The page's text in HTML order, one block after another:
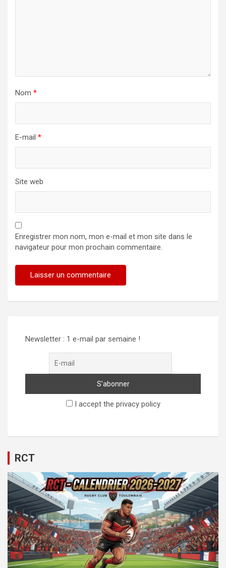
Nom *
E-mail *
Site web
Enregistrer mon nom, mon e-mail et mon site dans le
navigateur pour mon prochain commentaire.
Newsletter : 1 e-mail par semaine !
I accept the privacy policy
RCT